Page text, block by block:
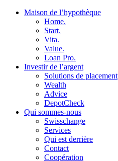
Maison de l’hypothèque
Home.
Start.
Vita.
Value.
Loan Pro.
Investir de l’argent
Solutions de placement
Wealth
Advice
DepotCheck
Qui sommes-nous
Swisschange
Services
Qui est derrière
Contact
Coopération